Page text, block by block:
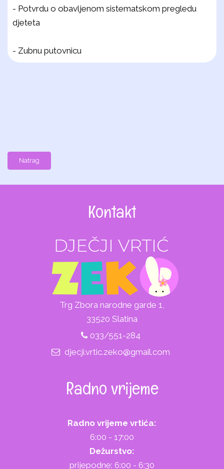
- Potvrdu o obavljenom sistematskom pregledu
djeteta
- Zubnu putovnicu
Natrag
Kontakt
Trg Zbora narodne garde 1,
33520 Slatina
033/551-284
djecji.vrtic.zeko@gmail.com
Radno vrijeme
Radno vrijeme vrtića:
6:00 - 17:00
Dežurstvo:
prijepodne: 6:00 - 6:30